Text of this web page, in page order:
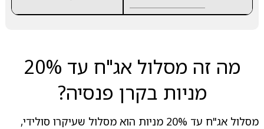
מה זה מסלול אג"ח עד 20%
מניות בקרן פנסיה?
מסלול אג"ח עד 20% מניות הוא מסלול שעיקרו סולידי,